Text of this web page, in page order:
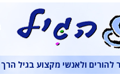
להורים ולאנשי מקצוע בגיל